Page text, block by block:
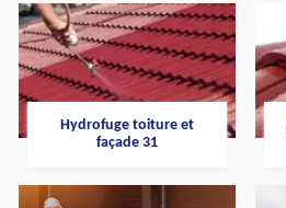
Hydrofuge toiture et
façade 31